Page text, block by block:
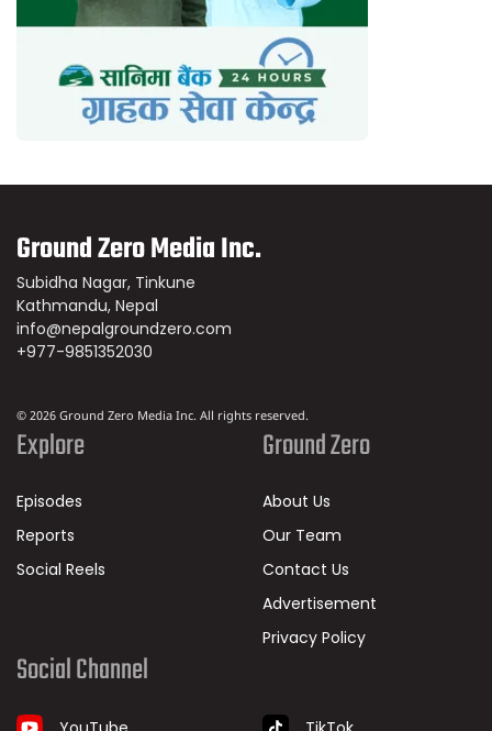
Ground Zero Media Inc.
Subidha Nagar, Tinkune
Kathmandu, Nepal
info@nepalgroundzero.com
+977-9851352030
© 2026 Ground Zero Media Inc. All rights reserved.
Explore
Episodes
Reports
Social Reels
Ground Zero
About Us
Our Team
Contact Us
Advertisement
Privacy Policy
Social Channel